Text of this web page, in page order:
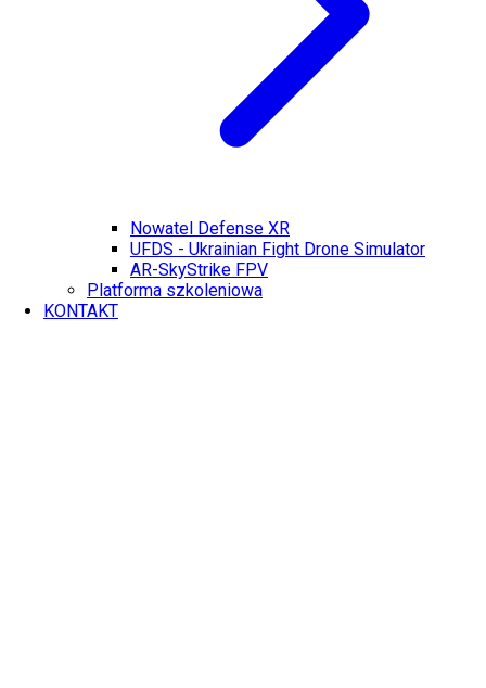
Nowatel Defense XR
UFDS - Ukrainian Fight Drone Simulator
AR-SkyStrike FPV
Platforma szkoleniowa
KONTAKT